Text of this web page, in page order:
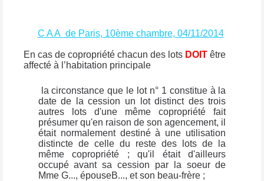
C A A de Paris, 10ème chambre, 04/11/2014
En cas de copropriété chacun des lots DOIT être
affecté à l’habitation principale
la circonstance que le lot n° 1 constitue à la
date de la cession un lot distinct des trois
autres lots d'une même copropriété fait
présumer qu'en raison de son agencement, il
était normalement destiné à une utilisation
distincte de celle du reste des lots de la
même copropriété ; qu'il était d'ailleurs
occupé avant sa cession par la soeur de
Mme G..., épouseB..., et son beau-frère ;